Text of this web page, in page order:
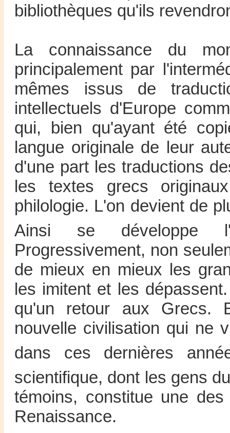
bibliothèques qu'ils
La connaissance du
principalement par
mêmes issus de
intellectuels d'Europe
qui, bien qu'ayant été
langue originale de leur
d'une part les traductions
les textes grecs
philologie. L'on devient de
Ainsi se développe
Progressivement, non
de mieux en mieux les
les imitent et les
qu'un retour aux Grecs.
nouvelle civilisation qui ne
dans ces dernières
scientifique, dont les gens
témoins, constitue une
Renaissance.